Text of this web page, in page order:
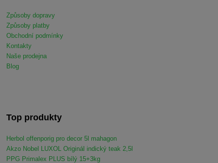
Způsoby dopravy
Způsoby platby
Obchodní podmínky
Kontakty
Naše prodejna
Blog
Top produkty
Herbol offenporig pro decor 5l mahagon
Akzo Nobel LUXOL Originál indický teak 2,5l
PPG Primalex PLUS bílý 15+3kg